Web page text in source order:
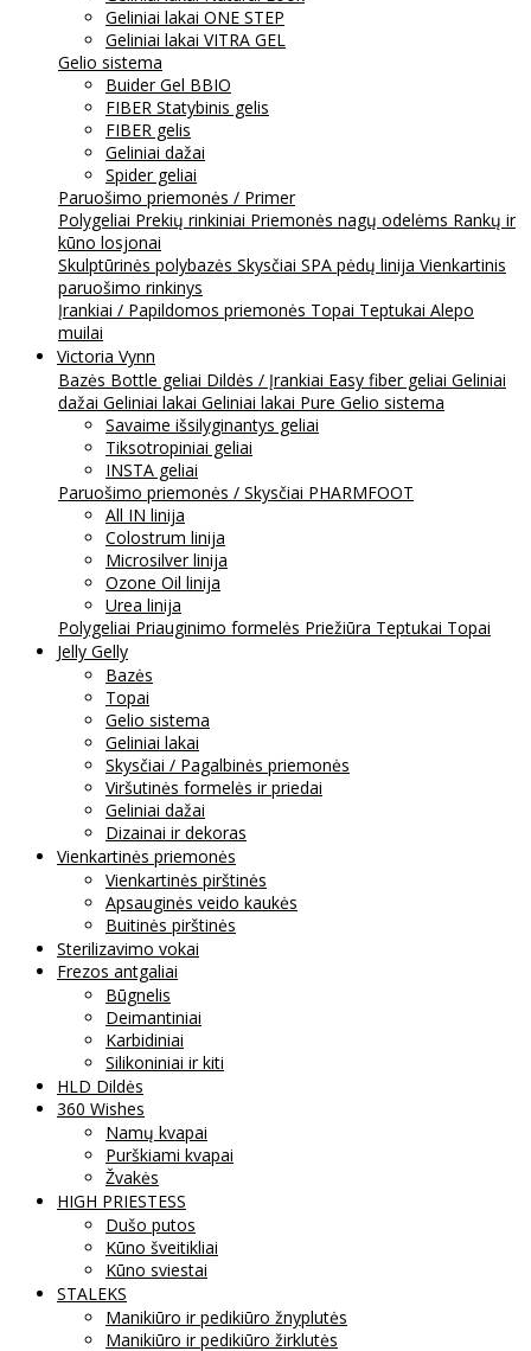
Geliniai lakai ONE STEP
Geliniai lakai VITRA GEL
Gelio sistema
Buider Gel BBIO
FIBER Statybinis gelis
FIBER gelis
Geliniai dažai
Spider geliai
Paruošimo priemonės / Primer
Polygeliai Prekių rinkiniai Priemonės nagų odelėms Rankų ir
kūno losjonai
Skulptūrinės polybazės Skysčiai SPA pėdų linija Vienkartinis
paruošimo rinkinys
Įrankiai / Papildomos priemonės Topai Teptukai Alepo
muilai
Victoria Vynn
Bazės Bottle geliai Dildės / Įrankiai Easy fiber geliai Geliniai
dažai Geliniai lakai Geliniai lakai Pure Gelio sistema
Savaime išsilyginantys geliai
Tiksotropiniai geliai
INSTA geliai
Paruošimo priemonės / Skysčiai PHARMFOOT
All IN linija
Colostrum linija
Microsilver linija
Ozone Oil linija
Urea linija
Polygeliai Priauginimo formelės Priežiūra Teptukai Topai
Jelly Gelly
Bazės
Topai
Gelio sistema
Geliniai lakai
Skysčiai / Pagalbinės priemonės
Viršutinės formelės ir priedai
Geliniai dažai
Dizainai ir dekoras
Vienkartinės priemonės
Vienkartinės pirštinės
Apsauginės veido kaukės
Buitinės pirštinės
Sterilizavimo vokai
Frezos antgaliai
Būgnelis
Deimantiniai
Karbidiniai
Silikoniniai ir kiti
HLD Dildės
360 Wishes
Namų kvapai
Purškiami kvapai
Žvakės
HIGH PRIESTESS
Dušo putos
Kūno šveitikliai
Kūno sviestai
STALEKS
Manikiūro ir pedikiūro žnyplutės
Manikiūro ir pedikiūro žirklutės